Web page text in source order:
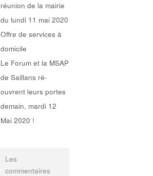
réunion de la mairie
du lundi 11 mai 2020
Offre de services à
domicile
Le Forum et la MSAP
de Saillans ré-
ouvrent leurs portes
demain, mardi 12
Mai 2020 !
Les
commentaires